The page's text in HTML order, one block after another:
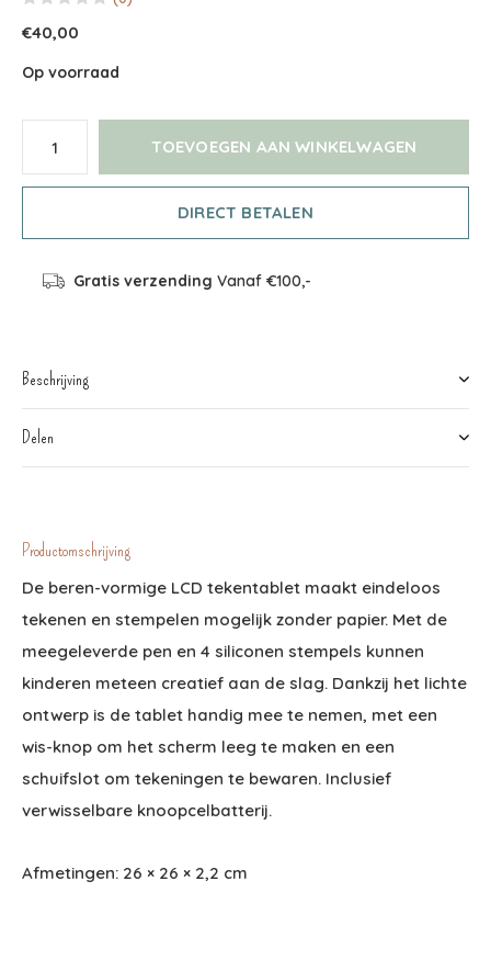
€40,00
Op voorraad
TOEVOEGEN AAN WINKELWAGEN
DIRECT BETALEN
Gratis verzending Vanaf €100,-
Beschrijving
Delen
Productomschrijving
De beren-vormige LCD tekentablet maakt eindeloos
tekenen en stempelen mogelijk zonder papier. Met de
meegeleverde pen en 4 siliconen stempels kunnen
kinderen meteen creatief aan de slag. Dankzij het lichte
ontwerp is de tablet handig mee te nemen, met een
wis-knop om het scherm leeg te maken en een
schuifslot om tekeningen te bewaren. Inclusief
verwisselbare knoopcelbatterij.
Afmetingen: 26 × 26 × 2,2 cm